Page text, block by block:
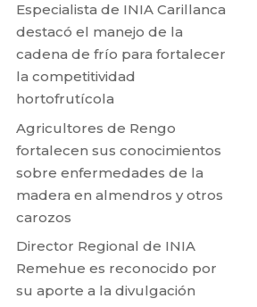
Especialista de INIA Carillanca
destacó el manejo de la
cadena de frío para fortalecer
la competitividad
hortofrutícola
Agricultores de Rengo
fortalecen sus conocimientos
sobre enfermedades de la
madera en almendros y otros
carozos
Director Regional de INIA
Remehue es reconocido por
su aporte a la divulgación